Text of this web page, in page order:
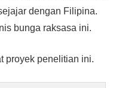
dengan Filipina.
bunga raksasa ini.
proyek penelitian ini.